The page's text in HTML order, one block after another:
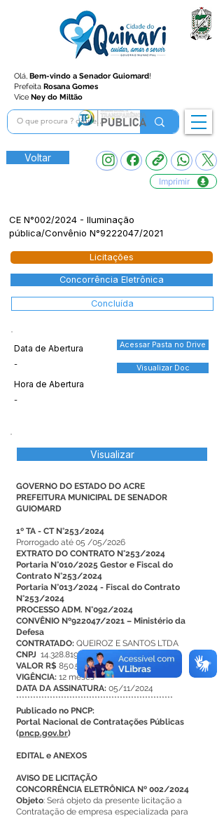
Olá, Bem-vindo a Senador Guiomard!
Prefeita Rosana Gomes
Vice Ney do Miltão
Voltar
Imprimir
CE N°002/2024 - Iluminação
pública/Convênio N°9222047/2021
Licitações
Concorrência Eletrônica
Concluída
Data de Abertura Acessar Pasta no Drive
-
Hora de Abertura
-
Visualizar Doc
Visualizar
GOVERNO DO ESTADO DO ACRE
PREFEITURA MUNICIPAL DE SENADOR
GUIOMARD
1º TA - CT N°253/2024
Prorrogado até 05 /05/2026
EXTRATO DO CONTRATO N°253/2024
Portaria N°010/2025 Gestor e Fiscal do
Contrato N°253/2024
Portaria N°013/2024 - Fiscal do Contrato
N°253/2024
PROCESSO ADM. N°092/2024
CONVÊNIO Nº922047/2021 – Ministério da
Defesa
CONTRATADO: QUEIROZ E SANTOS LTDA
CNPJ 14.328.819/0001-97
VALOR R$ 850.500,00
VIGÊNCIA: 12 meses
DATA DA ASSINATURA: 05/11/2024
********************************************************
Publicado no PNCP:
Portal Nacional de Contratações Públicas
(pncp.gov.br)
EDITAL e ANEXOS
AVISO DE LICITAÇÃO
CONCORRÊNCIA ELETRÔNICA Nº 002/2024
Objeto: Será objeto da presente licitação a
Contratação de empresa especializada para